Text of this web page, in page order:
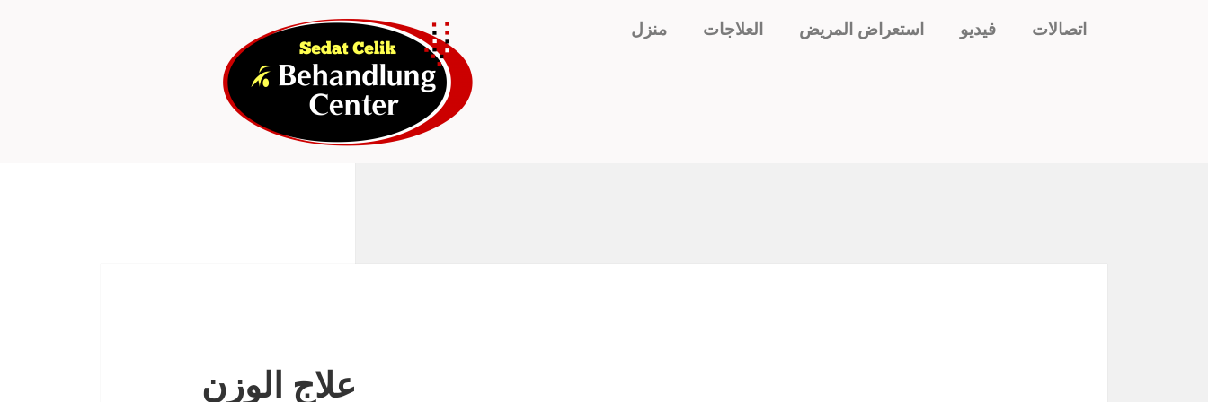
منزل العلاجات استعراض المريض فيديو اتصالات
علاج الوزن